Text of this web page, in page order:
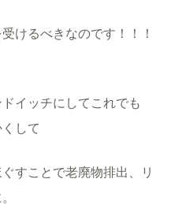
けるべきなのです！！！
イッチにしてこれでも
して
すことで老廃物排出、リ